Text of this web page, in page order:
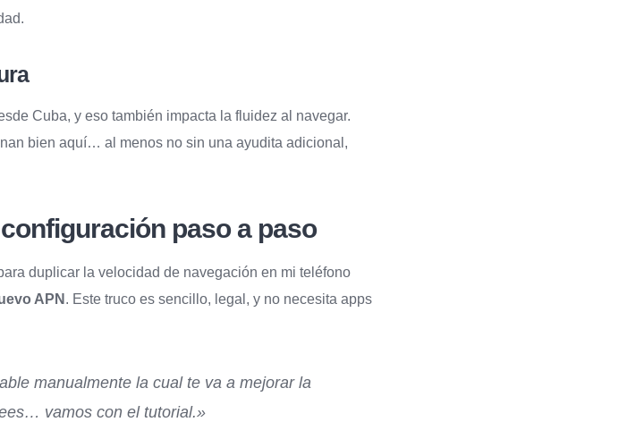
Cuba, y eso también impacta la fluidez al navegar.
bien aquí… al menos no sin una ayudita adicional,
paso a paso
duplicar la velocidad de navegación en mi teléfono
APN . Este truco es sencillo, legal, y no necesita apps
manualmente la cual te va a mejorar la
vamos con el tutorial.»